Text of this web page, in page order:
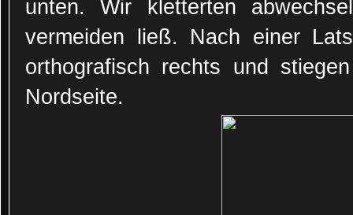
unten. Wir kletterten
vermeiden ließ. Nach einer
orthografisch rechts und
Nordseite.